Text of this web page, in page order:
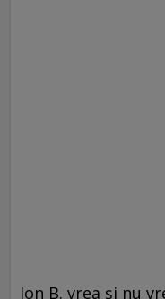
Ion B. vrea şi nu